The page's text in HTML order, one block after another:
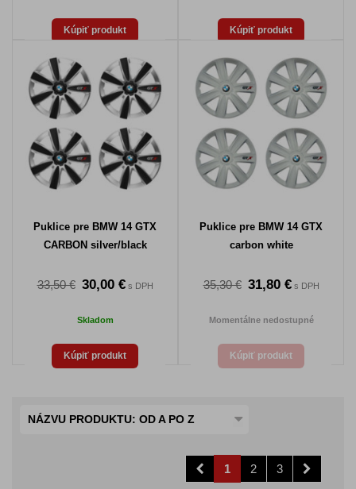
Kúpiť produkt Kúpiť produkt
Puklice pre BMW 14 GTX
CARBON silver/black
33,50 € 30,00 €s DPH
Skladom
Kúpiť produkt
Puklice pre BMW 14 GTX
carbon white
35,30 € 31,80 €s DPH
Momentálne nedostupné
Kúpiť produkt
NÁZVU PRODUKTU: OD A PO Z
1 2 3